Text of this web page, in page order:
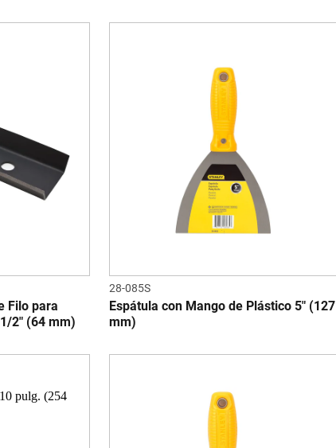
Filo para
2" (64 mm)
28-085S
Espátula con Mango de Plástico 5" (127
mm)